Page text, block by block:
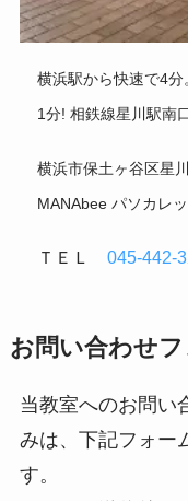
横浜駅から快速で4
1分! 相鉄線星川駅南
横浜市保土ヶ谷区星
MANAbee パソカレ
ＴＥＬ045-442-
お問い合わせ
当教室へのお問い
みは、下記フォー
す。